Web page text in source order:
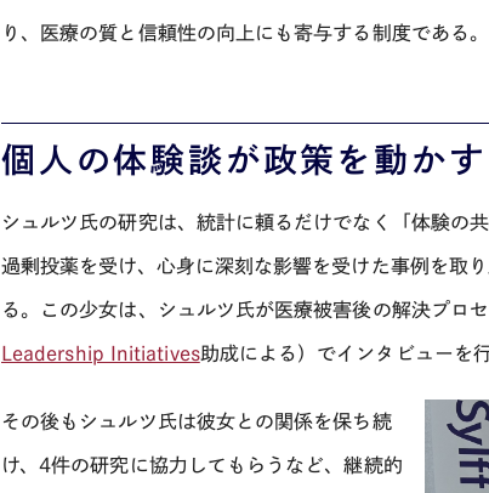
り、医療の質と信頼性の向上にも寄与する制度である。
個人の体験談が政策を動かす
シュルツ氏の研究は、統計に頼るだけでなく「体験の
過剰投薬を受け、心身に深刻な影響を受けた事例を取
る。この少女は、シュルツ氏が医療被害後の解決プロ
Leadership Initiatives助成による）でインタビューを
その後もシュルツ氏は彼女との関係を保ち続
け、4件の研究に協力してもらうなど、継続的